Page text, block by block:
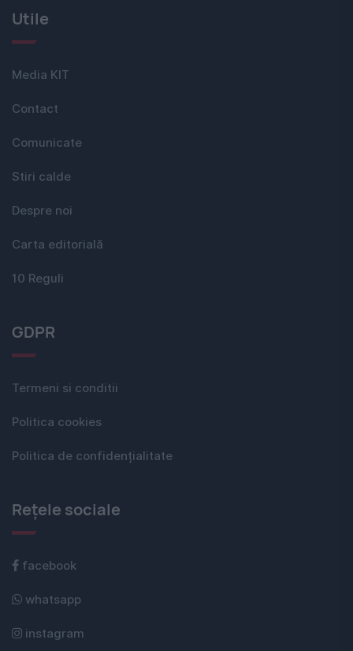
Utile
Media KIT
Contact
Comunicate
Stiri calde
Despre noi
Carta editorială
10 Reguli
GDPR
Termeni si conditii
Politica cookies
Politica de confidențialitate
Rețele sociale
facebook
whatsapp
instagram